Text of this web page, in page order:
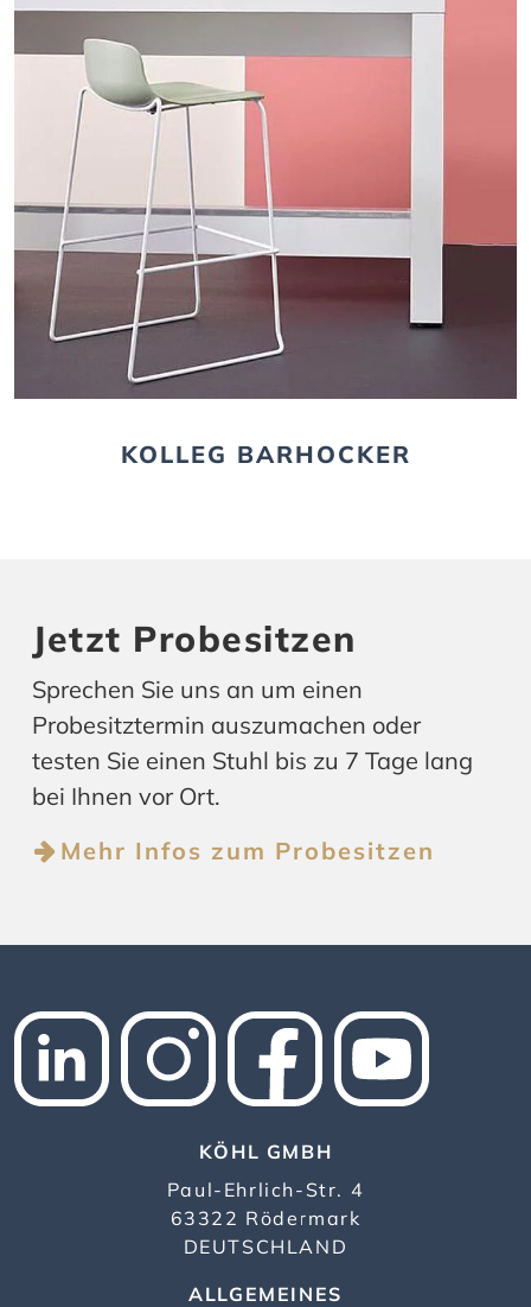
KOLLEG BARHOCKER
Jetzt Probesitzen
Sprechen Sie uns an um einen
Probesitztermin auszumachen oder
testen Sie einen Stuhl bis zu 7 Tage lang
bei Ihnen vor Ort.
Mehr Infos zum Probesitzen
KÖHL GMBH
Paul-Ehrlich-Str. 4
63322 Rödermark
DEUTSCHLAND
ALLGEMEINES